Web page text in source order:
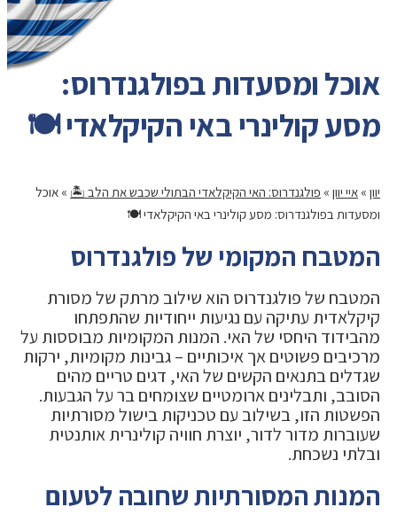
אוכל ומסעדות בפולגנדרוס:
מסע קולינרי באי הקיקלאדי 🍽️
יוון » איי יוון » פולגנדרוס: האי הקיקלאדי הבתולי שכבש את הלב 🏝️ » אוכל
ומסעדות בפולגנדרוס: מסע קולינרי באי הקיקלאדי 🍽️
המטבח המקומי של פולגנדרוס
המטבח של פולגנדרוס הוא שילוב מרתק של מסורת
קיקלאדית עתיקה עם נגיעות ייחודיות שהתפתחו
מהבידוד היחסי של האי. המנות המקומיות מבוססות על
מרכיבים פשוטים אך איכותיים – גבינות מקומיות, ירקות
שגדלים בתנאים הקשים של האי, דגים טריים מהים
הסובב, ותבלינים ארומטיים שצומחים בר על הגבעות.
הפשטות הזו, בשילוב עם טכניקות בישול מסורתיות
שעוברות מדור לדור, יוצרת חוויה קולינרית אותנטית
ובלתי נשכחת.
המנות המסורתיות שחובה לטעום